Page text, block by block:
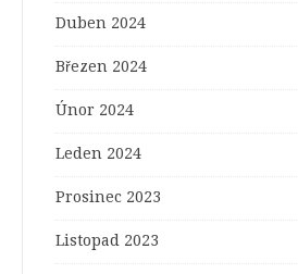
Duben 2024
Březen 2024
Únor 2024
Leden 2024
Prosinec 2023
Listopad 2023